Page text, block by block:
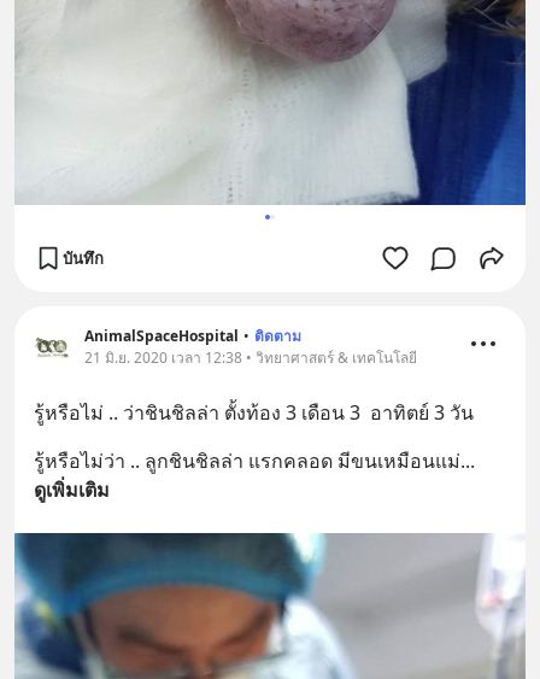
บันทึก
AnimalSpaceHospital • ติดตาม
21 มิ.ย. 2020 เวลา 12:38 • วิทยาศาสตร์ & เทคโนโลยี
รู้หรือไม่ .. ว่าชินชิลล่า ตั้งท้อง 3 เดือน 3  อาทิตย์ 3 วัน
รู้หรือไม่ว่า .. ลูกชินชิลล่า แรกคลอด มีขนเหมือนแม่...
ดูเพิ่มเติม